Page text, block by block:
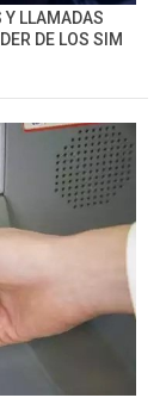
Y LLAMADAS
DE LOS SIM